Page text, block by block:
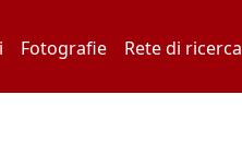
Fotografie Rete di ricerca